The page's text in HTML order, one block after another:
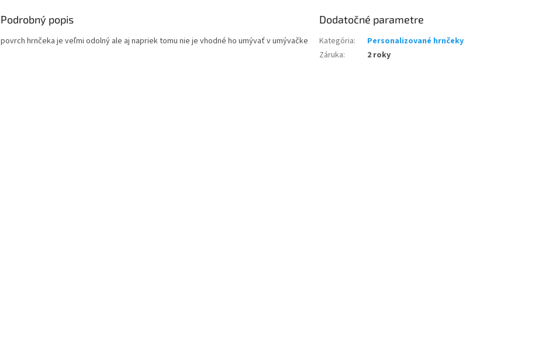
Podrobný popis
povrch hrnčeka je veľmi odolný ale aj napriek tomu nie je vhodné ho umývať v umývačke
Dodatočné parametre
Kategória:
Personalizované hrnčeky
Záruka: 2 roky